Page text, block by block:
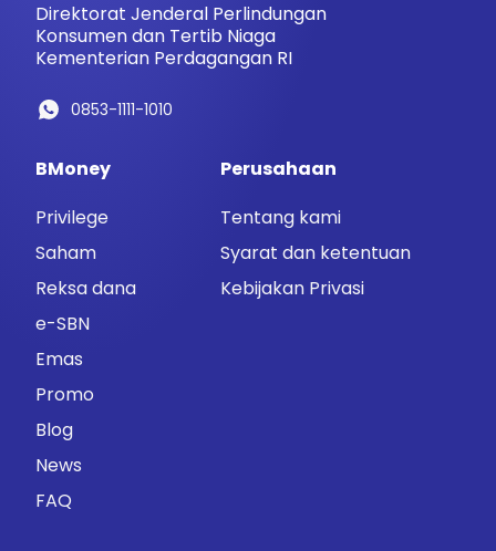
Direktorat Jenderal Perlindungan
Konsumen dan Tertib Niaga
Kementerian Perdagangan RI
0853-1111-1010
BMoney
Privilege
Saham
Reksa dana
e-SBN
Emas
Promo
Blog
News
FAQ
Perusahaan
Tentang kami
Syarat dan ketentuan
Kebijakan Privasi